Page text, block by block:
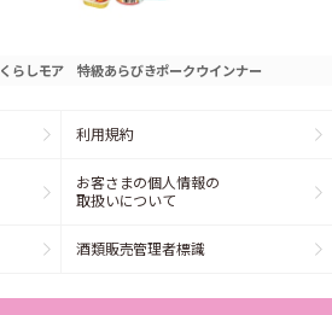
くらしモア 特級あらびきポークウインナー
利用規約
お客さまの個人情報の
取扱いについて
酒類販売管理者標識